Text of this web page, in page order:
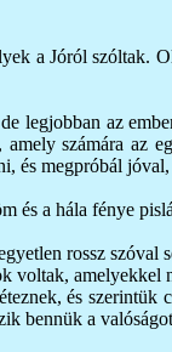
a Jóról szóltak.
legjobban az
számára az
és megpróbál
és a hála fénye
rossz
voltak, amelyekkel
és
bennük a